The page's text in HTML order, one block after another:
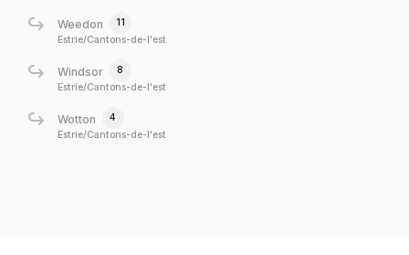
Weedon
11
Estrie/Cantons-de-l'est
Windsor
8
Estrie/Cantons-de-l'est
Wotton
4
Estrie/Cantons-de-l'est